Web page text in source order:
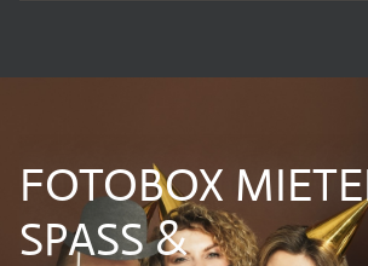
FOTOBOX
SPASS &